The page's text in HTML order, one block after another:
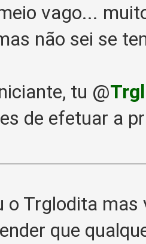
vago...
não sei se
tu @
de efetuar a
o Trglodita
que